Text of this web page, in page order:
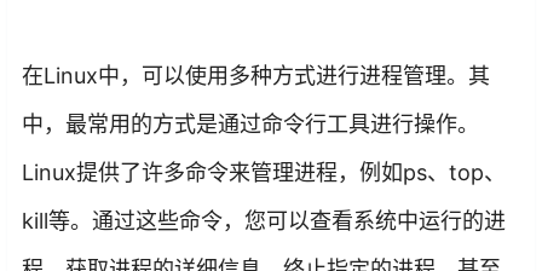
在Linux中，可以使用多种方式进行进程管理。其
中，最常用的方式是通过命令行工具进行操作。
Linux提供了许多命令来管理进程，例如ps、top、
kill等。通过这些命令，您可以查看系统中运行的进